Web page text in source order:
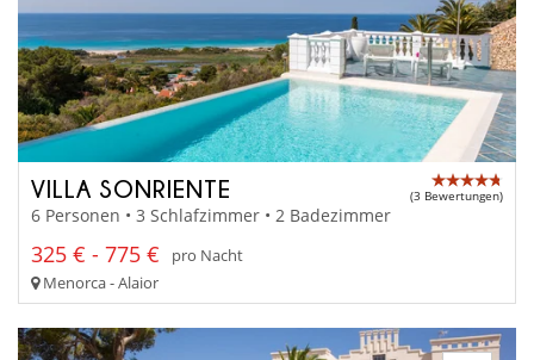
VILLA SONRIENTE (3 Bewertungen)
6 Personen • 3 Schlafzimmer • 2 Badezimmer
325 € - 775 €
pro Nacht
Menorca - Alaior